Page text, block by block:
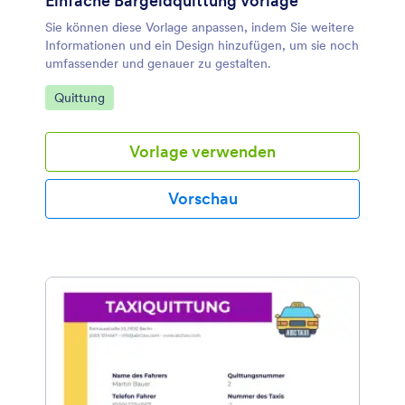
Sie können diese Vorlage anpassen, indem Sie weitere
Informationen und ein Design hinzufügen, um sie noch
umfassender und genauer zu gestalten.
Zur Kategorie:
Quittung
Vorlage verwenden
Vorschau